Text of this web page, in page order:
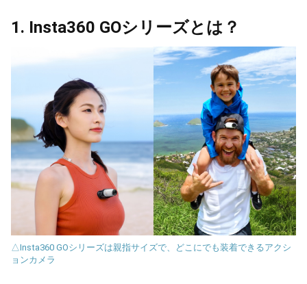
1. Insta360 GOシリーズとは？
△Insta360 GOシリーズは親指サイズで、どこにでも装着できるアクシ
ョンカメラ